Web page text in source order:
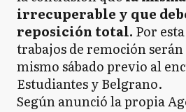
irrecuperable y que
reposición total. Por
trabajos de remoción
mismo sábado previo al
Estudiantes y Belgrano.
Según anunció la propia